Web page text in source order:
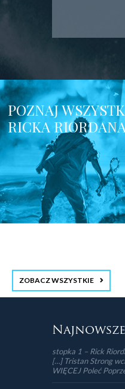
stopka 3
POZNAJ
RICKA RIORDANA
ZOBACZ WSZYSTKIE
stopka 1 – Rick
[…] Tristan Strong
WIĘCEJ Poleć